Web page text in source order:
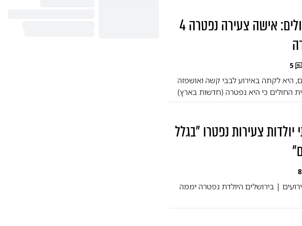
טרגדיה בבית חולים: אישה צעירה נפטרה 4
5
היא לקתה באירוע לבבי קשה ואושפזה
החולים כי היא נפטרה (חדשות בארץ)
צעירות נפטרו "בגלל
8
| בירושלים היולדת נפטרה יממה